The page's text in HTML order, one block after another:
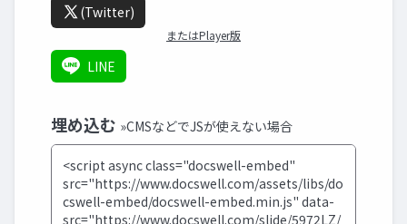
(Twitter)
またはPlayer版
LINE
埋め込む »CMSなどでJSが使えない場合